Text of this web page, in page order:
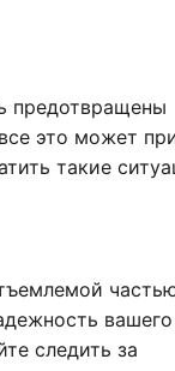
предотвращены
это может
такие
вашего
следить за